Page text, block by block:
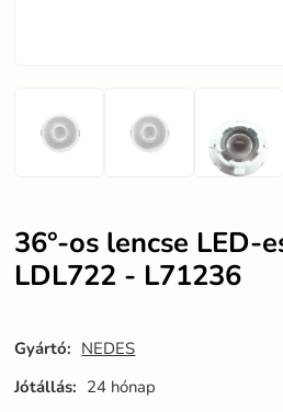
36°-os lencse LED-
LDL722 - L71236
Gyártó: NEDES
Jótállás: 24 hónap